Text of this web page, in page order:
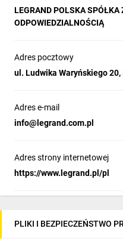
LEGRAND POLSKA SPÓŁKA
ODPOWIEDZIALNOŚCIĄ
Adres pocztowy
ul. Ludwika Waryńskiego
Adres e-mail
info@legrand.com.pl
Adres strony internetowej
https://www.legrand.pl/pl
PLIKI I BEZPIECZEŃSTWO